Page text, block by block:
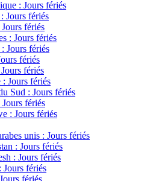
: Jours fériés
Jours fériés
fériés
: Jours fériés
Jours fériés
fériés
fériés
: Jours fériés
Sud : Jours fériés
fériés
: Jours fériés
unis : Jours fériés
: Jours fériés
: Jours fériés
Jours fériés
fériés